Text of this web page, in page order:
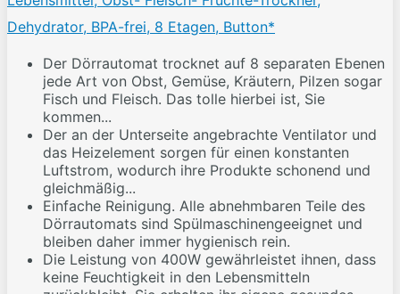
Dehydrator, BPA-frei, 8 Etagen, Button*
Der Dörrautomat trocknet auf 8 separaten Ebenen
jede Art von Obst, Gemüse, Kräutern, Pilzen sogar
Fisch und Fleisch. Das tolle hierbei ist, Sie
kommen...
Der an der Unterseite angebrachte Ventilator und
das Heizelement sorgen für einen konstanten
Luftstrom, wodurch ihre Produkte schonend und
gleichmäßig...
Einfache Reinigung. Alle abnehmbaren Teile des
Dörrautomats sind Spülmaschinengeeignet und
bleiben daher immer hygienisch rein.
Die Leistung von 400W gewährleistet ihnen, dass
keine Feuchtigkeit in den Lebensmitteln